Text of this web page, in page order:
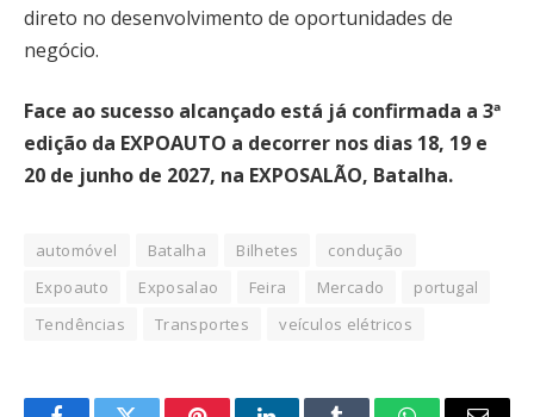
direto no desenvolvimento de oportunidades de
negócio.
Face ao sucesso alcançado está já confirmada a 3ª
edição da EXPOAUTO a decorrer nos dias 18, 19 e
20 de junho de 2027, na EXPOSALÃO, Batalha.
automóvel Batalha Bilhetes
condução
Expoauto
Exposalao Feira Mercado
portugal
Tendências
Transportes veículos elétricos